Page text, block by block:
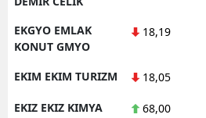
EKGYO EMLAK
KONUT GMYO
18,19
EKIM EKIM TURIZM 18,05
EKIZ EKIZ KIMYA 68,00